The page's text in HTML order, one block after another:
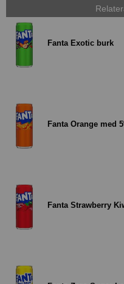
Fanta Exotic burk
Fanta Orange med
Fanta Strawberry